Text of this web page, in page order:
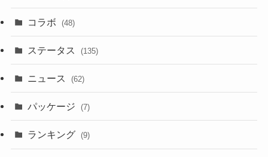
コラボ (48)
ステータス (135)
ニュース (62)
パッケージ (7)
ランキング (9)